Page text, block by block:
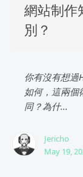
網站制作
別？
你有沒有想過
如何，這兩個
同？為什...
Jericho
May 19,